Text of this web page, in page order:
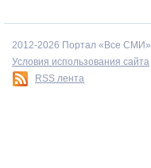
2012-2026 Портал «Все СМИ»
Условия использования сайта
RSS лента